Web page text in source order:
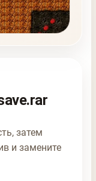
затем
и замените